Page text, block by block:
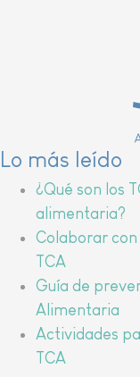
Lo más leído
¿Qué son los
alimentaria?
Colaborar
TCA
Guía de
Alimentaria
Actividades
TCA